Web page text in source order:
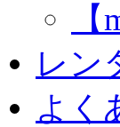
レン
よく